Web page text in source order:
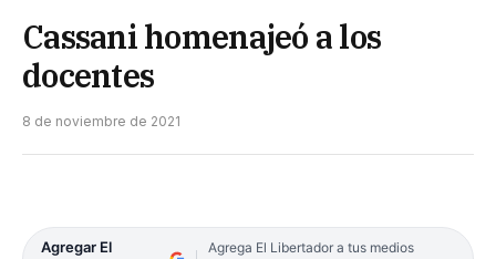
Cassani homenajeó a los
docentes
8 de noviembre de 2021
Agregar El
Agrega El Libertador a tus medios